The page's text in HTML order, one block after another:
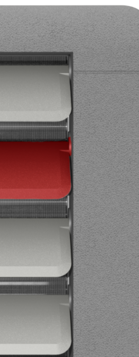
помещения,
спорткомплексы,
оборудованию ГРЕЕРС можно
обязательства на